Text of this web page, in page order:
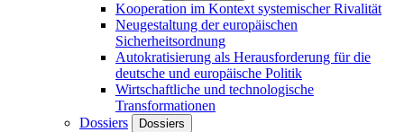
Kooperation im Kontext systemischer Rivalität
Neugestaltung der europäischen
Sicherheitsordnung
Autokratisierung als Herausforderung für die
deutsche und europäische Politik
Wirtschaftliche und technologische
Transformationen
Dossiers
Dossiers